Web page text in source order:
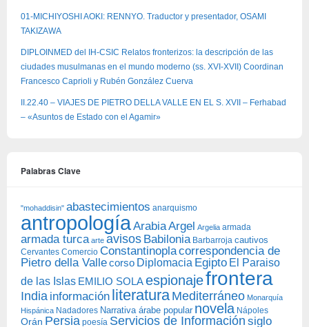
01-MICHIYOSHI AOKI: RENNYO. Traductor y presentador, OSAMI
TAKIZAWA
DIPLOINMED del IH-CSIC Relatos fronterizos: la descripción de las
ciudades musulmanas en el mundo moderno (ss. XVI-XVII) Coordinan
Francesco Caprioli y Rubén González Cuerva
II.22.40 – VIAJES DE PIETRO DELLA VALLE EN EL S. XVII – Ferhabad
– «Asuntos de Estado con el Agamir»
Palabras Clave
"mohaddisin" abastecimientos anarquismo
antropología ArabiaArgel Argelia armada
armada turca arte avisos Babilonia Barbarroja cautivos
Cervantes Comercio Constantinoplacorrespondencia de
Pietro della Vallecorso Diplomacia Egipto El Paraiso
de las Islas EMILIO SOLAespionajefrontera
India información literatura Mediterráneo Monarquía
Hispánica Nadadores Narrativa árabe popular novela Nápoles
Orán Persia poesía Servicios de Información siglo